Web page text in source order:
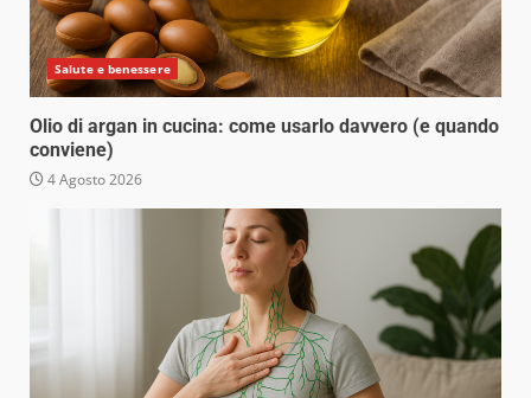
Salute e benessere
Olio di argan in cucina: come usarlo davvero (e quando
conviene)
4 Agosto 2026